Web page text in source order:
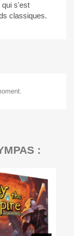
qui s'est
classiques.
: